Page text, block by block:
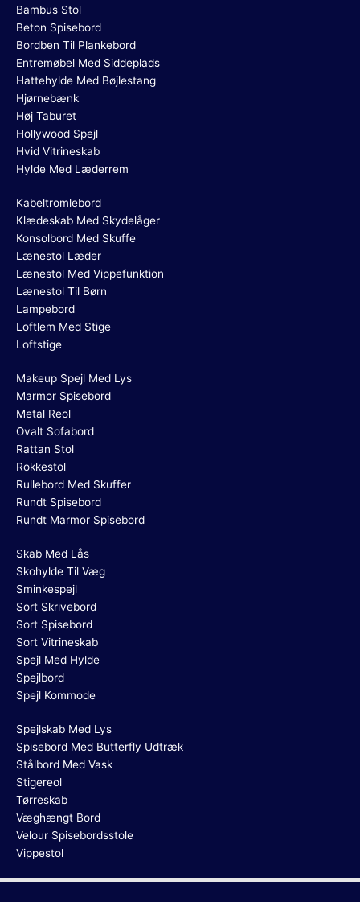
Bambus Stol
Beton Spisebord
Bordben Til Plankebord
Entremøbel Med Siddeplads
Hattehylde Med Bøjlestang
Hjørnebænk
Høj Taburet
Hollywood Spejl
Hvid Vitrineskab
Hylde Med Læderrem
Kabeltromlebord
Klædeskab Med Skydelåger
Konsolbord Med Skuffe
Lænestol Læder
Lænestol Med Vippefunktion
Lænestol Til Børn
Lampebord
Loftlem Med Stige
Loftstige
Makeup Spejl Med Lys
Marmor Spisebord
Metal Reol
Ovalt Sofabord
Rattan Stol
Rokkestol
Rullebord Med Skuffer
Rundt Spisebord
Rundt Marmor Spisebord
Skab Med Lås
Skohylde Til Væg
Sminkespejl
Sort Skrivebord
Sort Spisebord
Sort Vitrineskab
Spejl Med Hylde
Spejlbord
Spejl Kommode
Spejlskab Med Lys
Spisebord Med Butterfly Udtræk
Stålbord Med Vask
Stigereol
Tørreskab
Væghængt Bord
Velour Spisebordsstole
Vippestol